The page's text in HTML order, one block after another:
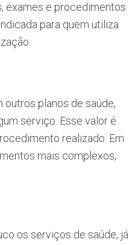
exames e procedimentos
para quem utiliza
outros planos de saúde,
serviço. Esse valor é
realizado. Em
mais complexos,
os serviços de saúde, já